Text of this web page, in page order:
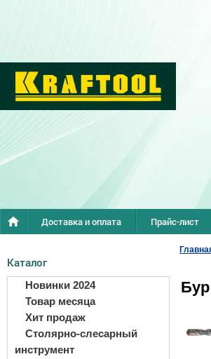
Доставка и оплата Прайс-лист
Каталог
Новинки 2024
Товар месяца
Хит продаж
Столярно-слесарный
инструмент